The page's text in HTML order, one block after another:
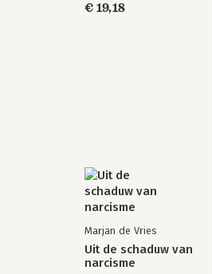
€ 19,18
Marjan de Vries
Uit de schaduw van
narcisme